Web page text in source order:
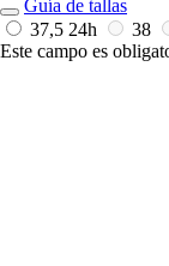
Guía de tallas
37,5 24h 38
Este campo es